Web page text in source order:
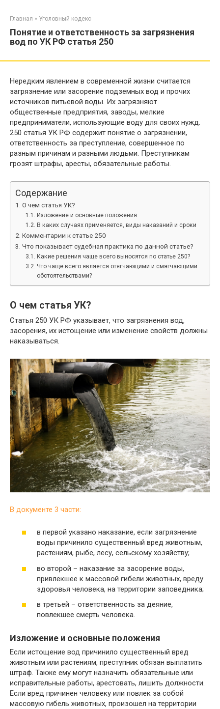
Главная » Уголовный кодекс
Понятие и ответственность за загрязнения
вод по УК РФ статья 250
Нередким явлением в современной жизни считается
загрязнение или засорение подземных вод и прочих
источников питьевой воды. Их загрязняют
общественные предприятия, заводы, мелкие
предприниматели, использующие воду для своих нужд.
250 статья УК РФ содержит понятие о загрязнении,
ответственность за преступление, совершенное по
разным причинам и разными людьми. Преступникам
грозят штрафы, аресты, обязательные работы.
Содержание
О чем статья УК?
Изложение и основные положения
В каких случаях применяется, виды наказаний и сроки
Комментарии к статье 250
Что показывает судебная практика по данной статье?
Какие решения чаще всего выносятся по статье 250?
Что чаще всего является отягчающими и смягчающими
обстоятельствами?
О чем статья УК?
Статья 250 УК РФ указывает, что загрязнения вод,
засорения, их истощение или изменение свойств должны
наказываться.
В документе 3 части:
в первой указано наказание, если загрязнение
воды причинило существенный вред животным,
растениям, рыбе, лесу, сельскому хозяйству;
во второй – наказание за засорение воды,
привлекшее к массовой гибели животных, вреду
здоровья человека, на территории заповедника;
в третьей – ответственность за деяние,
повлекшее смерть человека.
Изложение и основные положения
Если истощение вод причинило существенный вред
животным или растениям, преступник обязан выплатить
штраф. Также ему могут назначить обязательные или
исправительные работы, арестовать, лишить должности.
Если вред причинен человеку или повлек за собой
массовую гибель животных, произошел на территории